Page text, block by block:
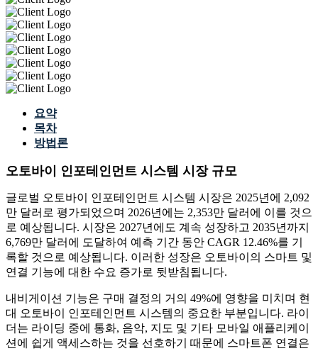
요약
목차
방법론
오토바이 인포테인먼트 시스템 시장 규모
글로벌 오토바이 인포테인먼트 시스템 시장은 2025년에 2,092
만 달러로 평가되었으며 2026년에는 2,353만 달러에 이를 것으
로 예상됩니다. 시장은 2027년에도 계속 성장하고 2035년까지
6,769만 달러에 도달하여 예측 기간 동안 CAGR 12.46%를 기
록할 것으로 예상됩니다. 이러한 성장은 오토바이의 스마트 및
연결 기능에 대한 수요 증가로 뒷받침됩니다.
내비게이션 기능은 구매 결정의 거의 49%에 영향을 미치며 현
대 오토바이 인포테인먼트 시스템의 중요한 부분입니다. 라이
더는 라이딩 중에 통화, 음악, 지도 및 기타 모바일 애플리케이
션에 쉽게 액세스하는 것을 선호하기 때문에 스마트폰 연결은